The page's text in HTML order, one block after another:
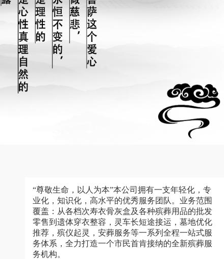
“尊敬生命，以人为本”本公司拥有一支年轻化，专
业化，知识化，高水平的优秀服务团队。业务范围
覆盖：从各档次寿衣骨灰盒及各种殡葬用品的批发
零售到遗体穿衣整容，灵车长短途接运，墓地优化
推荐，殡仪起灵，安葬服务等一系列全程一站式服
务体系，全力打造一个市民首肯接纳的全新殡葬服
务机构。